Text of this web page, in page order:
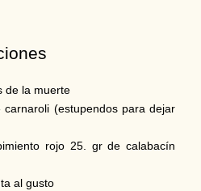
de la muerte
(estupendos para dejar
rojo 25. gr de calabacín
al gusto